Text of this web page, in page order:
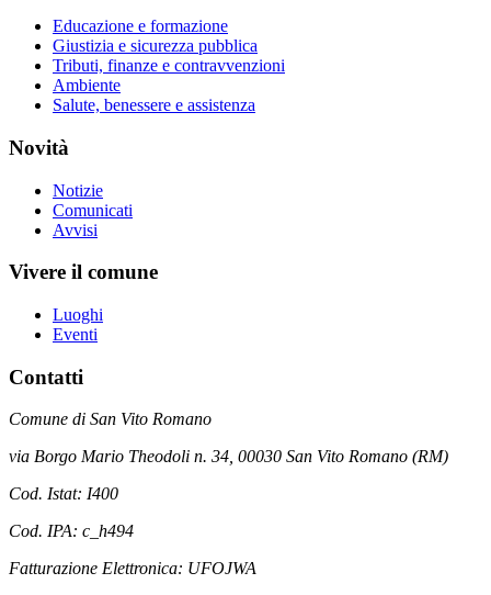
Educazione e formazione
Giustizia e sicurezza pubblica
Tributi, finanze e contravvenzioni
Ambiente
Salute, benessere e assistenza
Novità
Notizie
Comunicati
Avvisi
Vivere il comune
Luoghi
Eventi
Contatti
Comune di San Vito Romano
via Borgo Mario Theodoli n. 34, 00030 San Vito Romano (RM)
Cod. Istat: I400
Cod. IPA: c_h494
Fatturazione Elettronica: UFOJWA